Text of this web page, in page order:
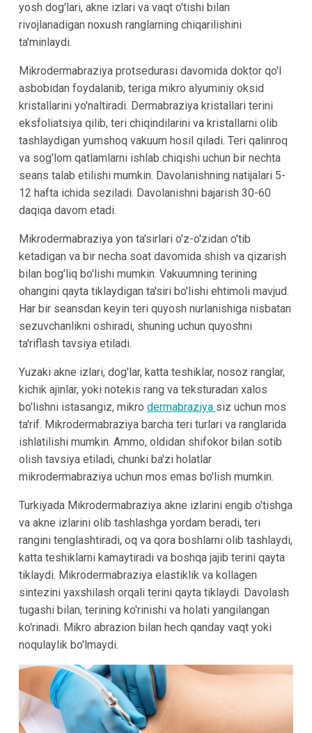
yosh dog'lari, akne izlari va vaqt o'tishi bilan
rivojlanadigan noxush ranglarning chiqarilishini
ta'minlaydi.
Mikrodermabraziya protsedurasi davomida doktor qo'l
asbobidan foydalanib, teriga mikro alyuminiy oksid
kristallarini yo'naltiradi. Dermabraziya kristallari terini
eksfoliatsiya qilib, teri chiqindilarini va kristallarni olib
tashlaydigan yumshoq vakuum hosil qiladi. Teri qalinroq
va sog'lom qatlamlarni ishlab chiqishi uchun bir nechta
seans talab etilishi mumkin. Davolanishning natijalari 5-
12 hafta ichida seziladi. Davolanishni bajarish 30-60
daqiqa davom etadi.
Mikrodermabraziya yon ta'sirlari o'z-o'zidan o'tib
ketadigan va bir necha soat davomida shish va qizarish
bilan bog'liq bo'lishi mumkin. Vakuumning terining
ohangini qayta tiklaydigan ta'siri bo'lishi ehtimoli mavjud.
Har bir seansdan keyin teri quyosh nurlanishiga nisbatan
sezuvchanlikni oshiradi, shuning uchun quyoshni
ta'riflash tavsiya etiladi.
Yuzaki akne izlari, dog'lar, katta teshiklar, nosoz ranglar,
kichik ajinlar, yoki notekis rang va teksturadan xalos
bo'lishni istasangiz, mikro dermabraziya siz uchun mos
ta'rif. Mikrodermabraziya barcha teri turlari va ranglarida
ishlatilishi mumkin. Ammo, oldidan shifokor bilan sotib
olish tavsiya etiladi, chunki ba'zi holatlar
mikrodermabraziya uchun mos emas bo'lish mumkin.
Turkiyada Mikrodermabraziya akne izlarini engib o'tishga
va akne izlarini olib tashlashga yordam beradi, teri
rangini tenglashtiradi, oq va qora boshlarni olib tashlaydi,
katta teshiklarni kamaytiradi va boshqa jajib terini qayta
tiklaydi. Mikrodermabraziya elastiklik va kollagen
sintezini yaxshilash orqali terini qayta tiklaydi. Davolash
tugashi bilan, terining ko'rinishi va holati yangilangan
ko'rinadi. Mikro abrazion bilan hech qanday vaqt yoki
noqulaylik bo'lmaydi.